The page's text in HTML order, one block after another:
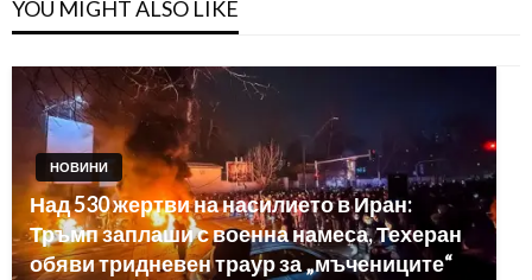
YOU MIGHT ALSO LIKE
НОВИНИ
Над 530 жертви на насилието в Иран:
Тръмп заплаши с военна намеса, Техеран
обяви тридневен траур за „мъчениците“